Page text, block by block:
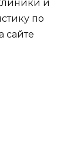
и
по
сайте